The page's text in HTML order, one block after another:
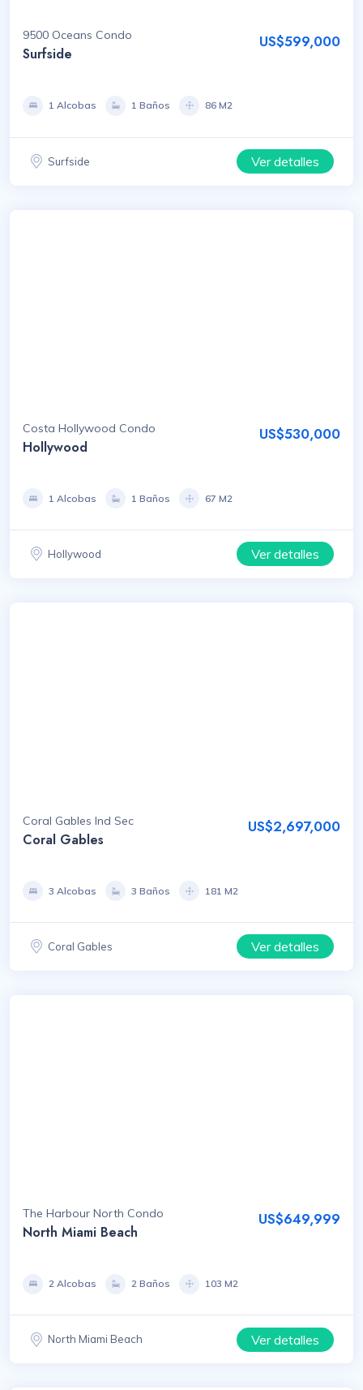
9500 Oceans Condo
Surfside
US$599,000
1 Alcobas 1 Baños 86 M2
Surfside Ver detalles
Costa Hollywood Condo
Hollywood
US$530,000
1 Alcobas 1 Baños 67 M2
Hollywood Ver detalles
Coral Gables Ind Sec
Coral Gables
US$2,697,000
3 Alcobas 3 Baños 181 M2
Coral Gables Ver detalles
The Harbour North Condo
North Miami Beach
US$649,999
2 Alcobas 2 Baños 103 M2
North Miami Beach Ver detalles